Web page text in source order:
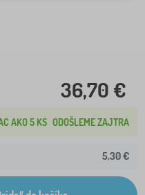
36,70 €
AKO 5 KS ODOŠLEME ZAJTRA
5,30 €